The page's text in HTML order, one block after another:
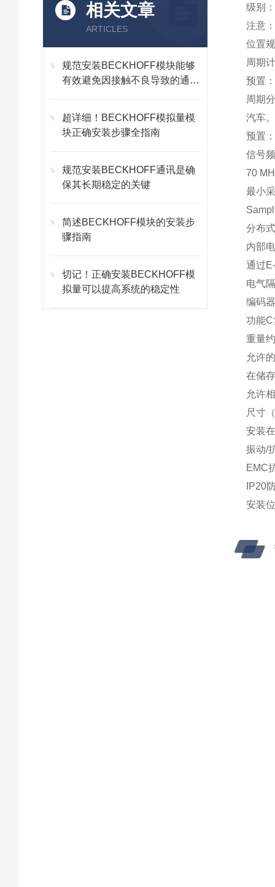
相关文章
ARTICLES
规范安装BECKHOFF模块能够
有效避免因接触不良导致的通讯
超详细！BECKHOFF模拟量模
块正确安装步骤全指南
规范安装BECKHOFF通讯是确
保其长期稳定的关键
简述BECKHOFF模块的安装步
骤指南
切记！正确安装BECKHOFF模
拟量可以提高系统的稳定性
级别
注意
位置
周期
预置
周期
汽车
预置
信号
70
最小
分布
内部
通过
电气
编码
功能
重量
允许
在储
允许
尺寸
安装
振动/
EMC
IP20
安装